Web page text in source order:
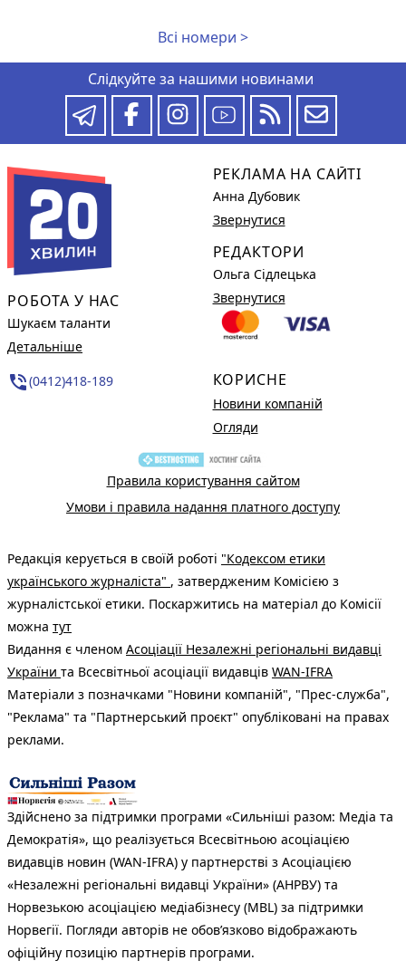
Всі номери >
Слідкуйте за нашими новинами
РОБОТА У НАС
Шукаєм таланти
Детальніше
phone_in_talk(0412)418-189
РЕКЛАМА НА САЙТІ
Анна Дубовик
Звернутися
РЕДАКТОРИ
Ольга Сідлецька
Звернутися
КОРИСНЕ
Новини компаній
Огляди
Правила користування сайтом
Умови і правила надання платного доступу
Редакція керується в своїй роботі "Кодексом етики
українського журналіста" , затвердженим Комісією з
журналістської етики. Поскаржитись на матеріал до Комісії
можна тут
Видання є членом Асоціації Незалежні регіональні видавці
України та Всесвітньої асоціації видавців WAN-IFRA
Матеріали з позначками "Новини компаній", "Прес-служба",
"Реклама" та "Партнерський проєкт" опубліковані на правах
реклами.
Здійснено за підтримки програми «Сильніші разом: Медіа та
Демократія», що реалізується Всесвітньою асоціацією
видавців новин (WAN-IFRA) у партнерстві з Асоціацією
«Незалежні регіональні видавці України» (АНРВУ) та
Норвезькою асоціацією медіабізнесу (MBL) за підтримки
Норвегії. Погляди авторів не обов’язково відображають
офіційну позицію партнерів програми.